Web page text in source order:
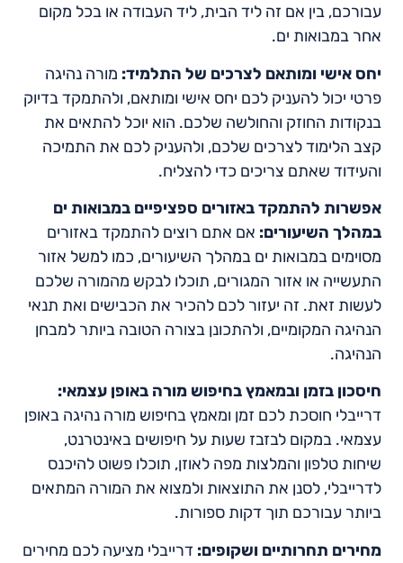
עבורכם, בין אם זה ליד הבית, ליד העבודה או בכל מקום
אחר במבואות ים.
יחס אישי ומותאם לצרכים של התלמיד: מורה נהיגה
פרטי יכול להעניק לכם יחס אישי ומותאם, ולהתמקד בדיוק
בנקודות החוזק והחולשה שלכם. הוא יוכל להתאים את
קצב הלימוד לצרכים שלכם, ולהעניק לכם את התמיכה
והעידוד שאתם צריכים כדי להצליח.
אפשרות להתמקד באזורים ספציפיים במבואות ים
במהלך השיעורים: אם אתם רוצים להתמקד באזורים
מסוימים במבואות ים במהלך השיעורים, כמו למשל אזור
התעשייה או אזור המגורים, תוכלו לבקש מהמורה שלכם
לעשות זאת. זה יעזור לכם להכיר את הכבישים ואת תנאי
הנהיגה המקומיים, ולהתכונן בצורה הטובה ביותר למבחן
הנהיגה.
חיסכון בזמן ובמאמץ בחיפוש מורה באופן עצמאי:
דרייבלי חוסכת לכם זמן ומאמץ בחיפוש מורה נהיגה באופן
עצמאי. במקום לבזבז שעות על חיפושים באינטרנט,
שיחות טלפון והמלצות מפה לאוזן, תוכלו פשוט להיכנס
לדרייבלי, לסנן את התוצאות ולמצוא את המורה המתאים
ביותר עבורכם תוך דקות ספורות.
מחירים תחרותיים ושקופים: דרייבלי מציעה לכם מחירים